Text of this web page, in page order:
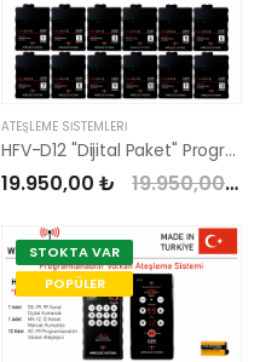
ATEŞLEME SISTEMLERI
HFV-D12 "Dijital Paket" Programlanabilir Volkan Ateşleme Sistemi
19.950,00 ₺ 19.950,00 ₺
STOKTA VAR
POPÜLER